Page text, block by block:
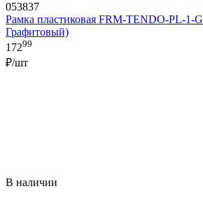
053837
Рамка пластиковая FRM-TENDO-PL-1-
Графитовый)
17299
₽/шт
В наличии